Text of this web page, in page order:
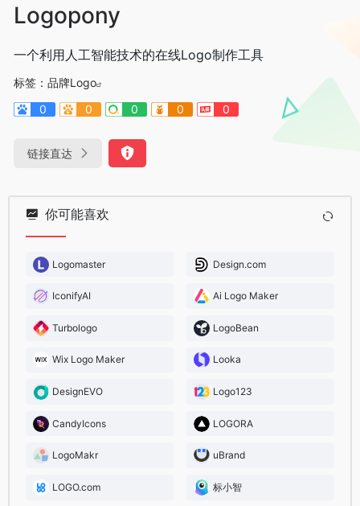
Logopony
一个利用人工智能技术的在线Logo制作工具
标签： 品牌Logo
0
0 0 0 0
链接直达
你可能喜欢
Logomaster Design.com
IconifyAI Ai Logo Maker
Turbologo LogoBean
Wix Logo Maker Looka
DesignEVO Logo123
CandyIcons LOGORA
LogoMakr uBrand
LOGO.com 标小智